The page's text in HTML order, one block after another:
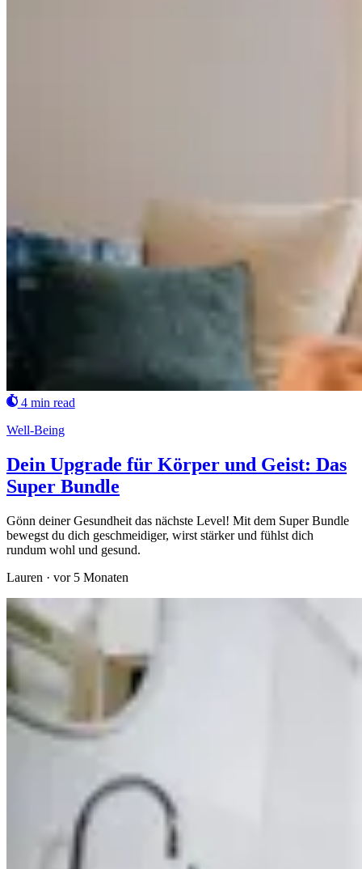
4 min read
Well-Being
Dein Upgrade für Körper und Geist: Das
Super Bundle
Gönn deiner Gesundheit das nächste Level! Mit dem Super Bundle
bewegst du dich geschmeidiger, wirst stärker und fühlst dich
rundum wohl und gesund.
Lauren · vor 5 Monaten